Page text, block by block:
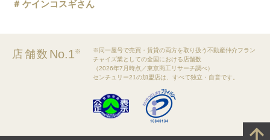
ケインコスギさん
店舗数 No.1※
※同一屋号で売買・賃貸の両方を取り扱う不動産仲介フラン
チャイズ業としての全国における店舗数
（2026年7月時点／東京商工リサーチ調べ）
センチュリー21の加盟店は、すべて独立・自営です。